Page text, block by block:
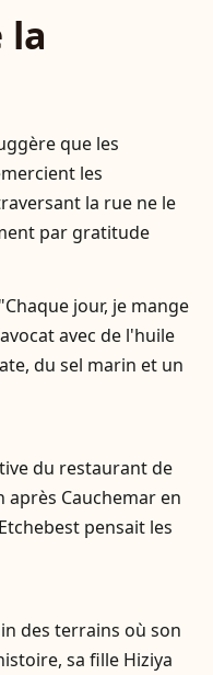
la
que les
les
la rue ne le
par gratitude
jour, je mange
avec de l'huile
du sel marin et un
du restaurant de
après Cauchemar en
pensait les
des terrains où son
sa fille Hiziya